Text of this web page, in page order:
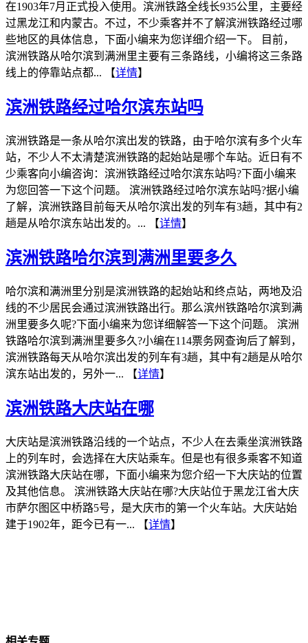
在1903年7月正式投入使用。滨洲铁路全线长935公里，主要经
过黑龙江和内蒙古。不过，不少乘客并不了解滨洲铁路经过哪
些地区的具体信息，下面小编来为您详细介绍一下。 目前，
滨洲铁路从哈尔滨到满洲里主要有三条路线，小编将这三条路
线上的停靠站点都... 【详情】
滨洲铁路经过哈尔滨东站吗
滨洲铁路是一条从哈尔滨出发的铁路，由于哈尔滨有多个火车
站，不少人不太清楚滨洲铁路的起始站是哪个车站。近日有不
少乘客向小编咨询：滨洲铁路经过哈尔滨东站吗?下面小编来
为您回答一下这个问题。 滨洲铁路经过哈尔滨东站吗?据小编
了解，滨洲铁路目前每天从哈尔滨出发的列车有3趟，其中有2
趟是从哈尔滨东站出发的。... 【详情】
滨洲铁路哈尔滨到满洲里要多久
哈尔滨和满洲里分别是滨洲铁路的起始站和终点站，两地及沿
线的不少居民会通过滨洲铁路出行。那么滨州铁路哈尔滨到满
洲里要多久呢?下面小编来为您详细解答一下这个问题。 滨洲
铁路哈尔滨到满洲里要多久?小编在114票务网查询后了解到，
滨洲铁路每天从哈尔滨出发的列车有3趟，其中有2趟是从哈尔
滨东站出发的，另外一... 【详情】
滨洲铁路大庆站在哪
大庆站是滨洲铁路沿线的一个站点，不少人在去乘坐滨洲铁路
上的列车时，会选择在大庆站乘车。但是也有很多乘客不知道
滨洲铁路大庆站在哪，下面小编来为您介绍一下大庆站的位置
及其他信息。 滨洲铁路大庆站在哪?大庆站位于黑龙江省大庆
市萨尔图区中桥路5号，是大庆市的第一个火车站。大庆站始
建于1902年，距今已有一... 【详情】